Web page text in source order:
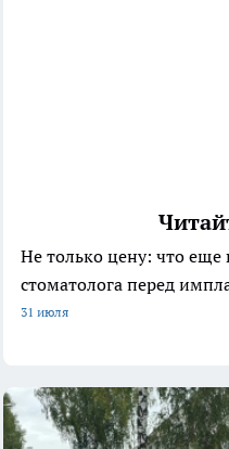
Не только цену: что еще
стоматолога перед
31 июля